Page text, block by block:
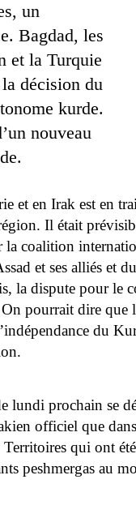
un
Bagdad, les
et la Turquie
décision du
kurde.
nouveau
et en Irak est en
Il était
coalition
et ses alliés et
la dispute pour le
pourrait dire que
du
lundi prochain se
officiel que
Territoires qui ont
peshmergas au